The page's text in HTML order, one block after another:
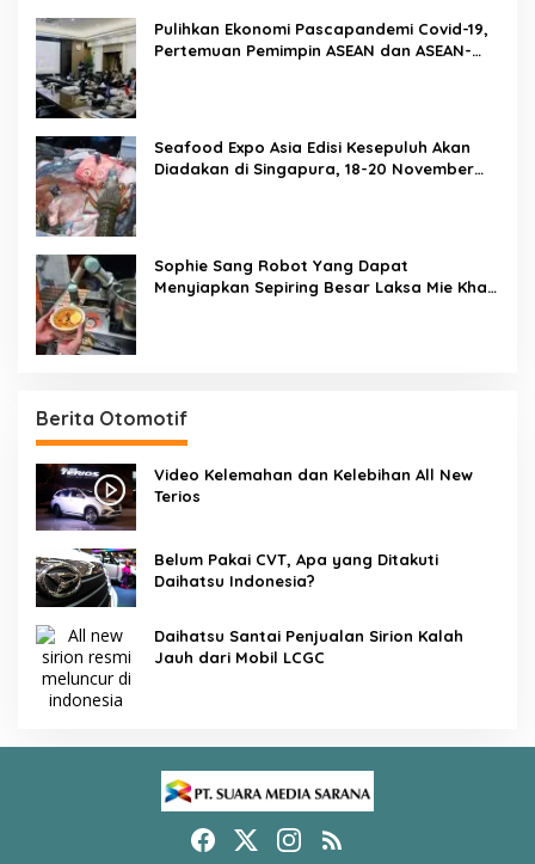
Pulihkan Ekonomi Pascapandemi Covid-19,
Pertemuan Pemimpin ASEAN dan ASEAN-
Seafood Expo Asia Edisi Kesepuluh Akan
Diadakan di Singapura, 18-20 November
Sophie Sang Robot Yang Dapat
Menyiapkan Sepiring Besar Laksa Mie Khas
Berita Otomotif
Video Kelemahan dan Kelebihan All New
Terios
Belum Pakai CVT, Apa yang Ditakuti
Daihatsu Indonesia?
Daihatsu Santai Penjualan Sirion Kalah
Jauh dari Mobil LCGC